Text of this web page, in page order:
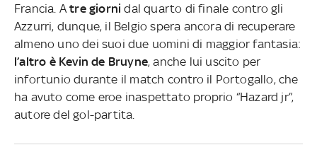
Francia. Atre giorni dal quarto di finale contro gli
Azzurri, dunque, il Belgio spera ancora di recuperare
almeno uno dei suoi due uomini di maggior fantasia:
l’altro è Kevin de Bruyne, anche lui uscito per
infortunio durante il match contro il Portogallo, che
ha avuto come eroe inaspettato proprio “Hazard jr”,
autore del gol-partita.